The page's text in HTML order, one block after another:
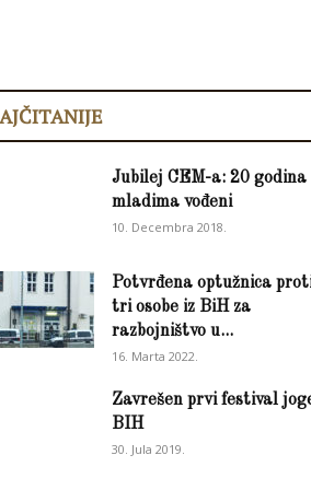
Jubilej CEM-a: 20 godina
mladima vođeni
10. Decembra 2018.
Potvrđena optužnica
tri osobe iz BiH za
razbojništvo u...
16. Marta 2022.
Zavrešen prvi festival
BIH
30. Jula 2019.